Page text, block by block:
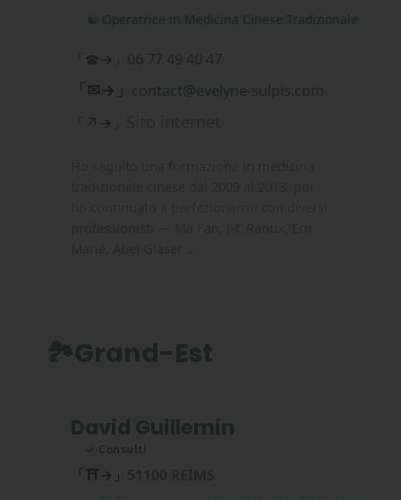
☯ Operatrice in Medicina Cinese Tradizionale
「☎→」 06 77 49 40 47
「✉→」 contact@evelyne-sulpis.com
「↗→」
🏞️Grand-Est
David Guillemin
✓ Consulti
「⛩→」